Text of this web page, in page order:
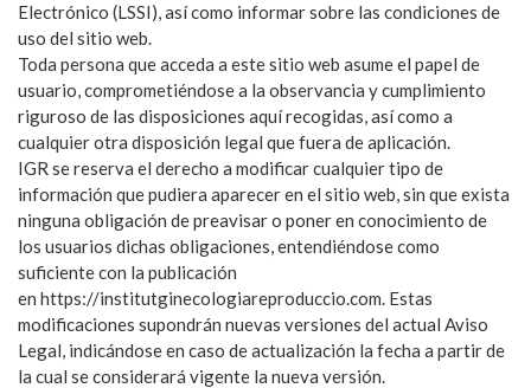
Electrónico (LSSI), así como informar sobre las condiciones de
uso del sitio web.
Toda persona que acceda a este sitio web asume el papel de
usuario, comprometiéndose a la observancia y cumplimiento
riguroso de las disposiciones aquí recogidas, así como a
cualquier otra disposición legal que fuera de aplicación.
IGR se reserva el derecho a modificar cualquier tipo de
información que pudiera aparecer en el sitio web, sin que exista
ninguna obligación de preavisar o poner en conocimiento de
los usuarios dichas obligaciones, entendiéndose como
suficiente con la publicación
en https://institutginecologiareproduccio.com. Estas
modificaciones supondrán nuevas versiones del actual Aviso
Legal, indicándose en caso de actualización la fecha a partir de
la cual se considerará vigente la nueva versión.